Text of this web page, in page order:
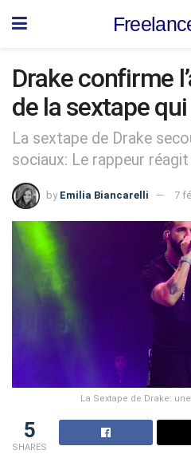
Drake confirme
de la sextape
La sextape de Drake
sociaux: Le rappeur
by Emilia Biancarelli 7
La Sextape de Drake:
5
SHARES